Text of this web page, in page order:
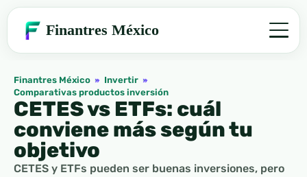
Finantres México
Finantres México » Invertir »
Comparativas productos inversión
CETES vs ETFs: cuál
conviene más según tu
objetivo
CETES y ETFs pueden ser buenas inversiones, pero